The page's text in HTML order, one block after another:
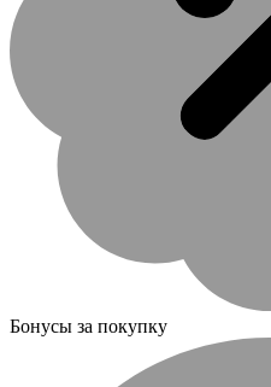
Бонусы за покупку